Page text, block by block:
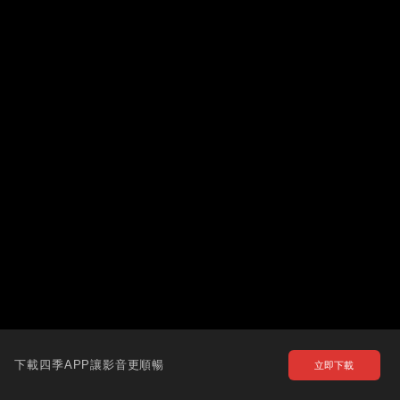
下載四季APP讓影音更順暢 立即下載